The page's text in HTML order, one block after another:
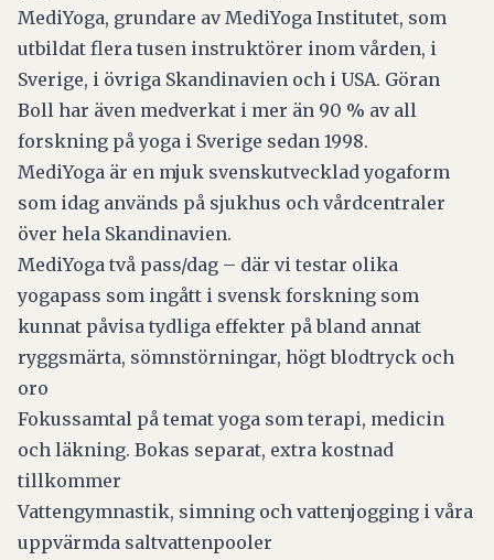
MediYoga, grundare av MediYoga Institutet, som
utbildat flera tusen instruktörer inom vården, i
Sverige, i övriga Skandinavien och i USA. Göran
Boll har även medverkat i mer än 90 % av all
forskning på yoga i Sverige sedan 1998.
MediYoga är en mjuk svenskutvecklad yogaform
som idag används på sjukhus och vårdcentraler
över hela Skandinavien.
MediYoga två pass/dag – där vi testar olika
yogapass som ingått i svensk forskning som
kunnat påvisa tydliga effekter på bland annat
ryggsmärta, sömnstörningar, högt blodtryck och
oro
Fokussamtal på temat yoga som terapi, medicin
och läkning. Bokas separat, extra kostnad
tillkommer
Vattengymnastik, simning och vattenjogging i våra
uppvärmda saltvattenpooler